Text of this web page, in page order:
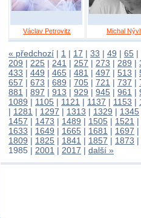
Václav Petrovitz Michal
« předchozí | 1 | 17 | 33 | 49 | 65 |
209 | 225 | 241 | 257 | 273 | 289 |
433 | 449 | 465 | 481 | 497 | 513 |
657 | 673 | 689 | 705 | 721 | 737 |
881 | 897 | 913 | 929 | 945 | 961 |
1089 | 1105 | 1121 | 1137 | 1153 |
| 1281 | 1297 | 1313 | 1329 | 1345
1457 | 1473 | 1489 | 1505 | 1521 |
1633 | 1649 | 1665 | 1681 | 1697 |
1809 | 1825 | 1841 | 1857 | 1873 |
1985 | 2001 | 2017 | další »